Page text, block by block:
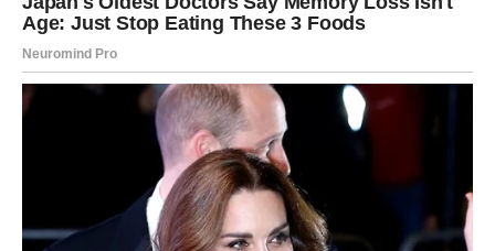
nabolje. Ono što vam dolazi moglo bi vam vratiti vjeru u
sreću i pokazati da ništa kroz šta ste prolazili nije bilo
uzalud.
Sudbina vam sada vraća osmijeh, mir i prilike koje ste
Ovo je početak mnogo bogatijeg i